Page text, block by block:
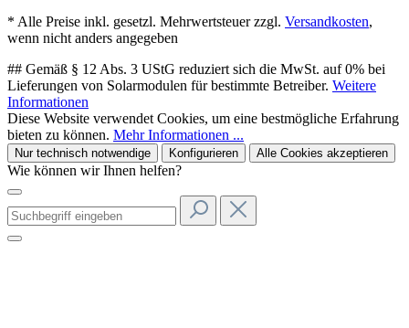
* Alle Preise inkl. gesetzl. Mehrwertsteuer zzgl. Versandkosten,
wenn nicht anders angegeben
## Gemäß § 12 Abs. 3 UStG reduziert sich die MwSt. auf 0% bei
Lieferungen von Solarmodulen für bestimmte Betreiber. Weitere
Informationen
Diese Website verwendet Cookies, um eine bestmögliche Erfahrung
bieten zu können. Mehr Informationen ...
Nur technisch notwendige Konfigurieren Alle Cookies akzeptieren
Wie können wir Ihnen helfen?